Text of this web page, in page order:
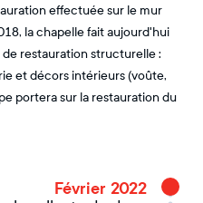
effectuée sur le mur
la chapelle fait aujourd'hui
de restauration structurelle :
et décors intérieurs (voûte,
portera sur la restauration du
Février 2022